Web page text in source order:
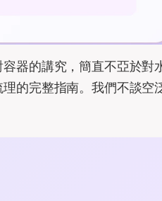
器的講究，簡直不亞於對
的完整指南。我們不談空